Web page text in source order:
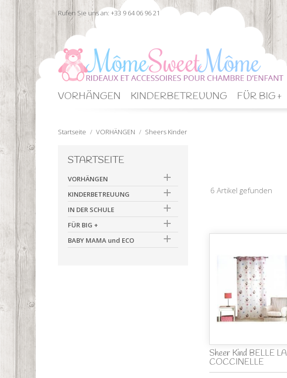
Rufen Sie uns an: +33 9 64 06 96 21
VORHÄNGEN KINDERBETREUUNG FÜR BIG +
Startseite VORHÄNGEN Sheers Kinder
STARTSEITE
VORHÄNGEN 
KINDERBETREUUNG 
IN DER SCHULE 
FÜR BIG + 
BABY MAMA und ECO 
6 Artikel gefunden
Sheer Kind BELLE LA
COCCINELLE